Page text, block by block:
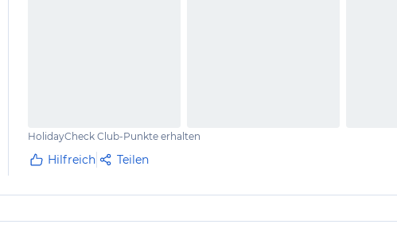
HolidayCheck Club-Punkte erhalten
Hilfreich Teilen